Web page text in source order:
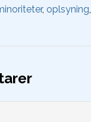
, oplsyning,